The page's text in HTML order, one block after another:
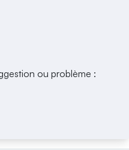
ou problème :